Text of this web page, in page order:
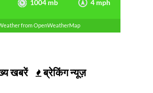
1004 mb 4 mph
from OpenWeatherMap
खबरें ब्रेकिंग न्यूज़